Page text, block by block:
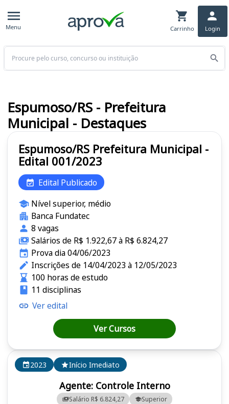
Menu Carrinho Login
Buscar
2023 Início Imediato
Agente: Controle Interno
Salário R$ 6.824,27 Superior
Espumoso/RS Prefeitura Municipal -
Edital 001/2023
Edital Publicado
Nível superior, médio
Banca Fundatec
8 vagas
Salários de R$ 1.922,67 à R$ 6.824,27
Prova dia 04/06/2023
Inscrições de 14/04/2023 à 12/05/2023
100 horas de estudo
11 disciplinas
Ver edital
Ver Cursos
Espumoso/RS - Prefeitura
Municipal - Destaques